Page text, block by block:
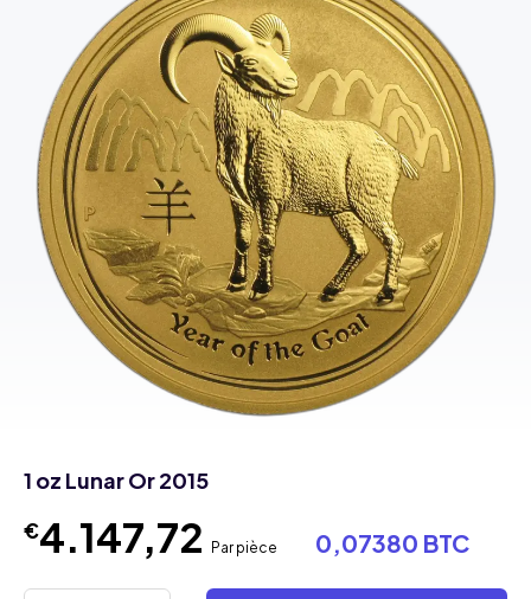
1 oz Lunar Or 2015
€4.147,72 Par pièce 0,07380 BTC